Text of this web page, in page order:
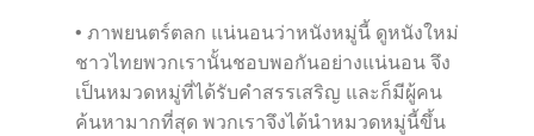
• ภาพยนตร์ตลก แน่นอนว่าหนังหมู่นี้ ดูหนังใหม่
ชาวไทยพวกเรานั้นชอบพอกันอย่างแน่นอน จึง
เป็นหมวดหมู่ที่ได้รับคำสรรเสริญ และก็มีผู้คน
ค้นหามากที่สุด พวกเราจึงได้นำหมวดหมู่นี้ขึ้น